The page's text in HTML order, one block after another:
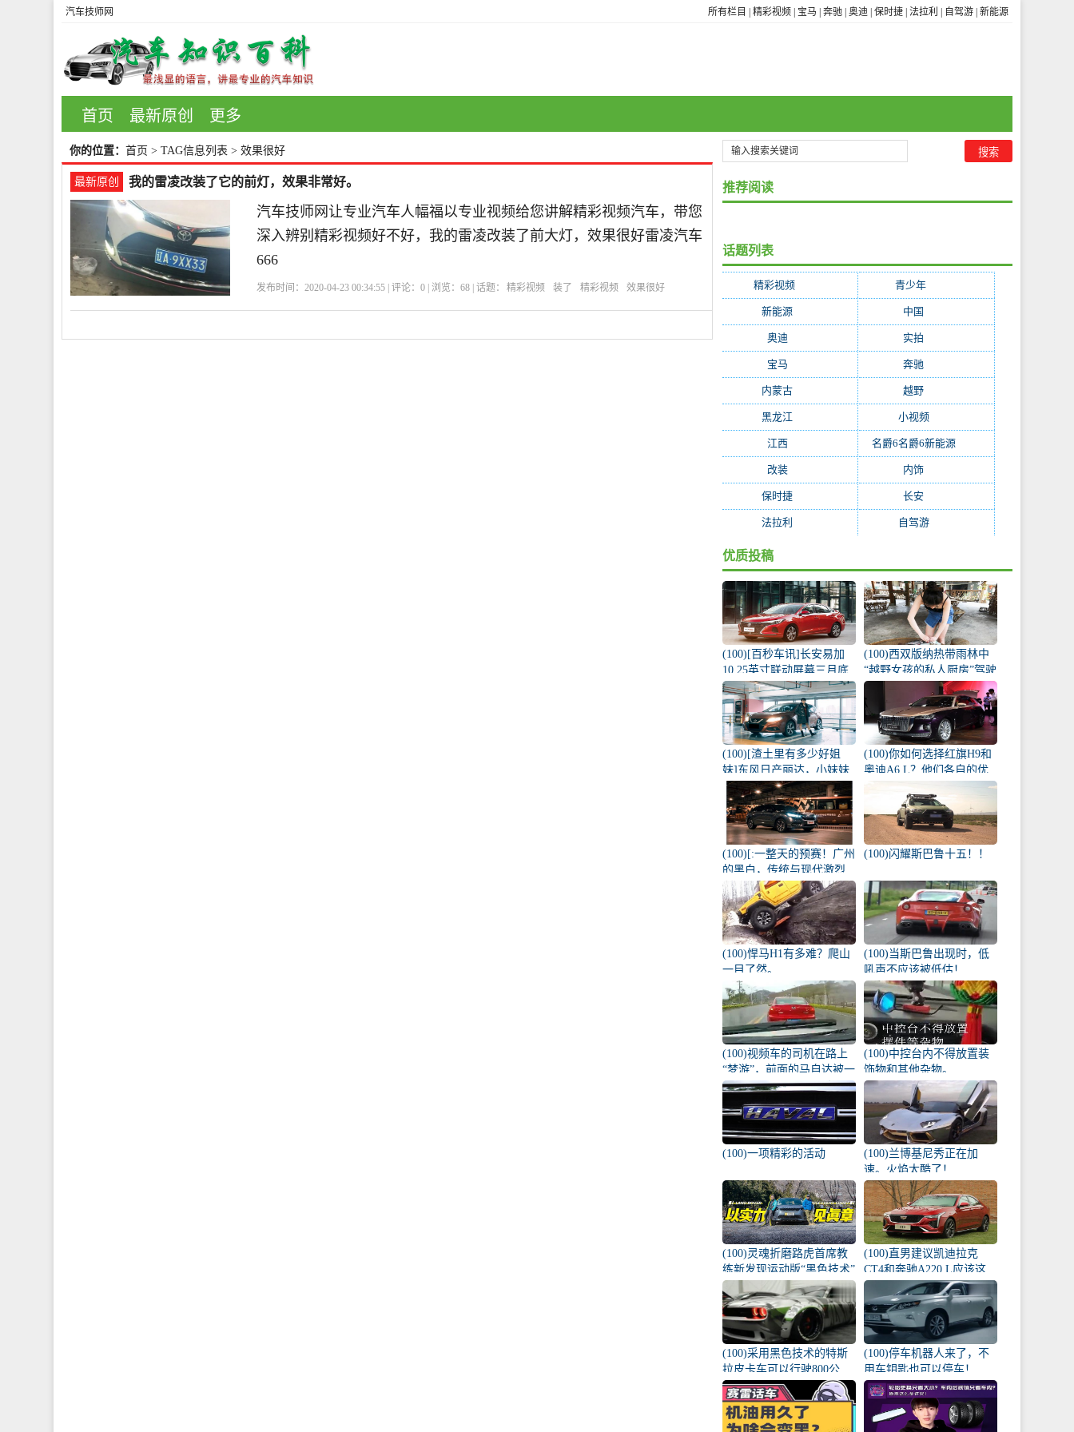
所有栏目 精彩视频 宝马 奔驰 奥迪 保时捷 法拉利 自驾游 新能源
汽车技师网
首页 最新原创 更多
你的位置： 首页 > TAG信息列表 > 效果很好
最新原创 我的雷凌改装了它的前灯，效果非常好。
汽车技师网让专业汽车人幅福以专业视频给您讲解精彩视频汽车，带您
深入辨别精彩视频好不好，我的雷凌改装了前大灯，效果很好雷凌汽车
666
发布时间：2020-04-23 00:34:55 | 评论：0 | 浏览：68 | 话题： 精彩视频 装了 精彩视频 效果很好
推荐阅读
话题列表
精彩视频 青少年
新能源 中国
奥迪 实拍
宝马 奔驰
内蒙古 越野
黑龙江 小视频(171)
江西(170) 名爵6名爵6新能源(168)
改装(162) 内饰
保时捷 长安
法拉利 自驾游(112)
优质投稿
(100)[百秒车讯]长安易加
10.25英寸联动屏幕三月底
推出
(100)西双版纳热带雨林中
“越野女孩的私人厨房”驾驶
宝窝BX5
(100)[渣土里有多少好姐
妹]东风日产丽达，小妹妹
雨天的爱侣
(100)你如何选择红旗H9和
奥迪A6 L？他们各自的优
(100)[:一整天的预赛！广州
的黑白，传统与现代激烈
碰撞！
(100)闪耀斯巴鲁十五！！
(100)悍马H1有多难？爬山
一目了然。
(100)当斯巴鲁出现时，低
吼声不应该被低估！
(100)视频车的司机在路上
“梦游”，前面的马自达被一
棵幼苗撞了！
(100)中控台内不得放置装
饰物和其他杂物。
(100)一项精彩的活动
(100)兰博基尼秀正在加
速。火焰太酷了！
(100)灵魂折磨路虎首席教
练新发现运动版“黑色技术”
牛？
(100)直男建议凯迪拉克
CT4和奔驰A220 L应该这
样选择！
(100)采用黑色技术的特斯
拉皮卡车可以行驶800公
里！
(100)停车机器人来了，不
用车钥匙也可以停车！